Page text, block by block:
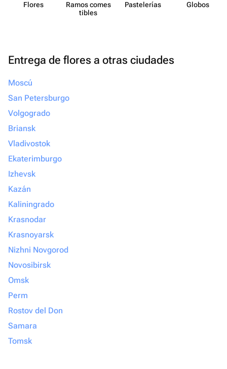
Flores
Ramos comes​
tibles
Paste​lerías Globos
Entrega de flores a otras ciudades
Moscú
San Petersburgo
Volgogrado
Briansk
Vladivostok
Ekaterimburgo
Izhevsk
Kazán
Kaliningrado
Krasnodar
Krasnoyarsk
Nizhni Novgorod
Novosibirsk
Omsk
Perm
Rostov del Don
Samara
Tomsk